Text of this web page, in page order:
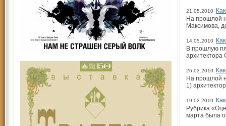
21.05.2010
На прошлой
Максимова,
14.05.2010
В прошлую
26.03.2010
На прошлой
1)
19.03.2010
Рубрика
марта была